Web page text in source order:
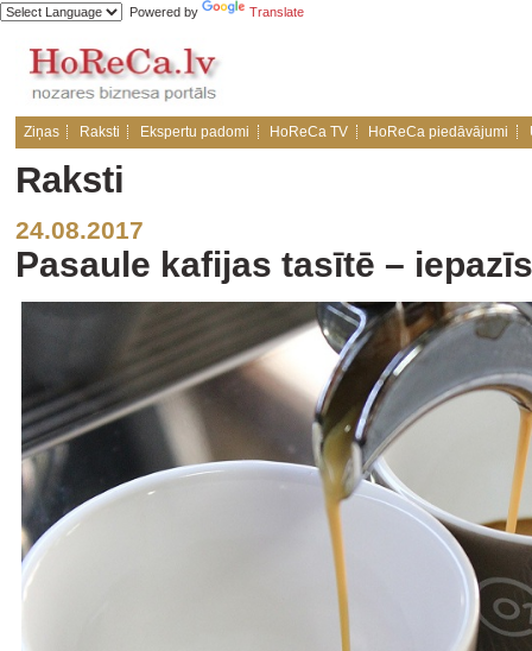
Powered by Translate
Ziņas Raksti Ekspertu padomi HoReCa TV HoReCa piedāvājumi
Raksti
24.08.2017
Pasaule kafijas tasītē –